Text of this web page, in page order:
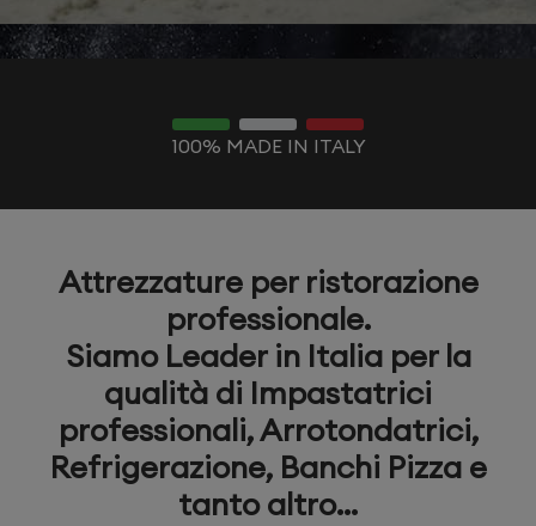
100% MADE IN ITALY
Attrezzature per ristorazione
professionale.
Siamo Leader in Italia per la
qualità di Impastatrici
professionali, Arrotondatrici,
Refrigerazione, Banchi Pizza e
tanto altro...